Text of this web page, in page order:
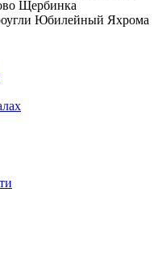
Щербинка
Юбилейный Яхрома